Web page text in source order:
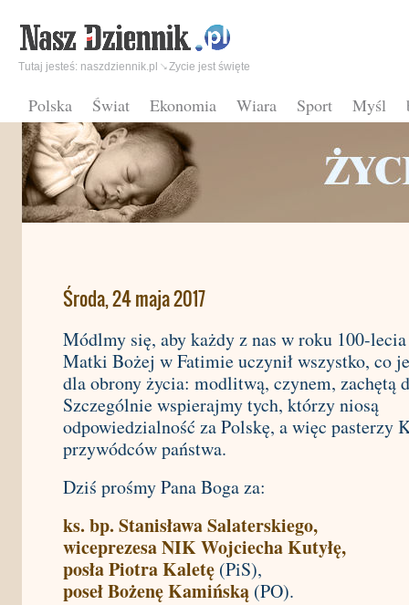
Polska Świat Ekonomia Wiara Sport Myśl
Tutaj jesteś: naszdziennik.pl Zycie jest święte
Środa, 24 maja 2017
Módlmy się, aby każdy z nas w roku 100-
Matki Bożej w Fatimie uczynił wszystko, co
dla obrony życia: modlitwą, czynem, zachętą
Szczególnie wspierajmy tych, którzy niosą
odpowiedzialność za Polskę, a więc pasterzy
przywódców państwa.
Dziś prośmy Pana Boga za:
ks. bp. Stanisława Salaterskiego,
wiceprezesa NIK Wojciecha Kutyłę,
posła Piotra Kaletę (PiS),
poseł Bożenę Kamińską (PO).